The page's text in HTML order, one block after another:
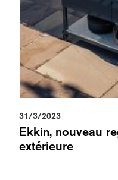
31/3/2023
Ekkin, nouveau
extérieure